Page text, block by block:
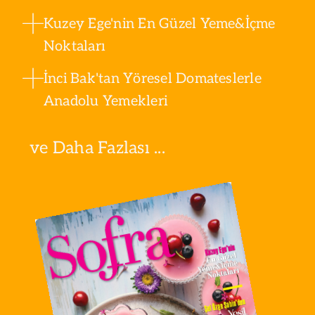
Kuzey Ege'nin En Güzel Yeme&İçme
Noktaları
İnci Bak'tan Yöresel Domateslerle
Anadolu Yemekleri
ve Daha Fazlası ...